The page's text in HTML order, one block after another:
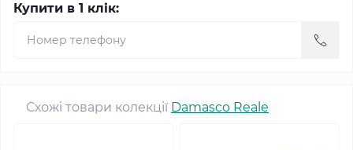
Купити в 1 клік:
Схожі товари колекції Damasco Reale